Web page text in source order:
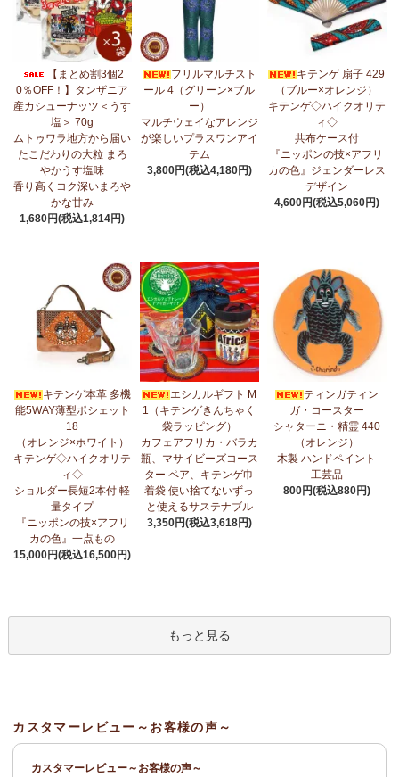
5/4：ノーカラーボレロジャケット新入荷！～キテンゲ◇ハイクオ
リティ◇で仕立てた新作登場！『ニッポンの技×アフリカの色』
5/4：キコイ アフリカの布ページに新入荷！
綿織布
5/1：ティンガティンガ・アート～ズベリの作品コーナー新入荷！
私たちバラカは、ズベリが遺してくださった作品を、これからも
大切に紹介してまいります。
4/23：
【2026新茶入荷】アフリカンプライド～アッサム種タンザ
ニア紅茶～無農薬手摘み茶葉～
4/15：ノースリーブワンピース～前後2way仕様～
新入荷！ゆった
りシルエット
4/15：【新登場】ティアードフレアパンツ新入荷！大人気のティ
アードパンツが、さらに進化してバージョンアップ！
【2026新茶 予約開始】アフリカンプライド～アッサム種タ
ンザニア紅茶～無農薬手摘み茶葉～
4/13：
【2026新豆入荷】タンザニア産カシューナッツ＜素焼き＞
＜うす塩＞～こだわりの大粒 香り高くコク深いまろやかな甘み～
3/27：キテンゲ◇ハイクオリティ◇2026新柄 タンザニアより新入
～アフリカンプリント生地～
3/27： サーカスパンツ
仕立てた新作登場！『ニッポンの技×アフリカの色』
3/11：リボン付きブラウス アレンジいろいろ9way仕様！新入
3/11：イレギュラーヘム タックスカート
イクオリティ◇で仕立てた新作登場！『ニッポンの技×アフリカの
【まとめ割3個2
0％OFF！】タンザニア
産カシューナッツ＜うす
塩＞ 70g
ムトゥワラ地方から届い
たこだわりの大粒 まろ
やかうす塩味
香り高くコク深いまろや
かな甘み
1,680円(税込1,814円)
フリルマルチスト
ール 4（グリーン×ブル
ー）
マルチウェイなアレンジ
が楽しいプラスワンアイ
テム
3,800円(税込4,180円)
キテンゲ 扇子 429
（ブルー×オレンジ）
キテンゲ◇ハイクオリテ
ィ◇
共布ケース付
『ニッポンの技×アフリ
カの色』ジェンダーレス
デザイン
4,600円(税込5,060円)
キテンゲ本革 多機
能5WAY薄型ポシェット
18
（オレンジ×ホワイト）
キテンゲ◇ハイクオリテ
ィ◇
ショルダー長短2本付 軽
量タイプ
『ニッポンの技×アフリ
カの色』一点もの
15,000円(税込16,500円)
エシカルギフト M
1（キテンゲきんちゃく
袋ラッピング）
カフェアフリカ・バラカ
瓶、マサイビーズコース
ター ペア、キテンゲ巾
着袋 使い捨てないずっ
と使えるサステナブル
3,350円(税込3,618円)
ティンガティン
ガ・コースター
シャターニ・精霊 440
（オレンジ）
木製 ハンドペイント
工芸品
800円(税込880円)
もっと見る
カスタマーレビュー～お客様の声～
カスタマーレビュー～お客様の声～